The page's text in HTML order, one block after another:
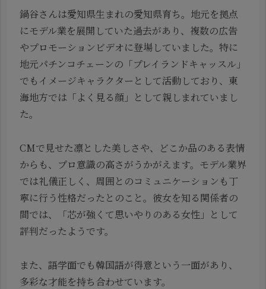
鍋谷さんは愛知県生まれの愛知県育ち。地元を拠点
にモデル業を展開していた過去があり、複数の広告
やプロモーションビデオに登場していました。特に
地元パチンコチェーンの「プレイランドキャッスル」
でもイメージキャラクターとして活動しており、東
海地方では「よく見る顔」として親しまれていまし
た。
CMで見せた凛とした美しさや、どこか品のある表情
からも、プロ意識の高さがうかがえます。モデル業界
では礼儀正しく、周囲とのコミュニケーションも丁
寧に行う性格だったとのこと。彼女を知る関係者の
間では、「芯が強くて思いやりのある女性」として
評判だったようです。
また、語学面でも韓国語が得意という一面があり、
多彩な才能を持ち合わせています。